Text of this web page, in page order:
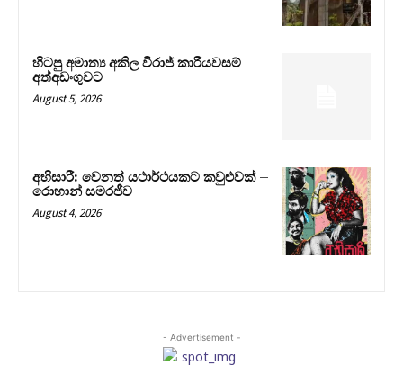
හිටපු අමාත්‍ය අකිල විරාජ් කාරියවසම්
අත්අඩංගුවට
August 5, 2026
අභිසාරී: වෙනත් යථාර්ථයකට කවුළුවක් –
රොහාන් සමරජීව
August 4, 2026
- Advertisement -